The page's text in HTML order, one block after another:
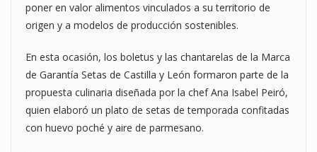
poner en valor alimentos vinculados a su territorio de
origen y a modelos de producción sostenibles.
En esta ocasión, los boletus y las chantarelas de la Marca
de Garantía Setas de Castilla y León formaron parte de la
propuesta culinaria diseñada por la chef Ana Isabel Peiró,
quien elaboró un plato de setas de temporada confitadas
con huevo poché y aire de parmesano.